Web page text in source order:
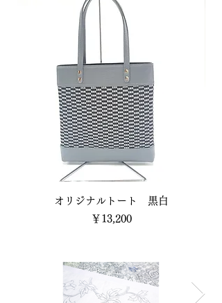
オリジナルトート 黒白
価格
￥13,200